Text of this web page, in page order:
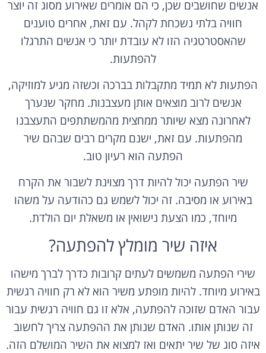
אנשים שחושבים שכן, כי הם אומרים שאירוע מסוג זה יוצר
חוויה בלתי נשכחת לקהל. עם זאת, אחרים טוענים
שהאסטרטגיה הזו לא עובדת יותר כי אנשים התרגלו
להפתעות.
הפתעות לא תמיד מתקבלות בברכה וכשזה מגיע למוזיקה,
אנשים לרוב מוצאים אותן מעצבנות. מחקר שנערך
לאחרונה מצא שיותר ממחצית מהמשתתפים התעצבנו
מהפתעות. עם זאת, ישנם מקרים רבים שבהם שיר
הפתעה הוא רעיון טוב.
שיר הפתעה יכול להיות דרך מצוינת לשבור את הקרח
באירוע או מסיבה. זה יכול לשמש גם כהודעה על משהו
מיוחד, כמו הצעת נישואין או משאלת יום הולדת.
איזה שיר מומלץ להפתעה?
שירי הפתעה משמשים לעתים קרובות כדרך לברך מישהו
באירוע מיוחד. להיות מופתע משיר הוא לא רק חוויה רגשית
עבור האדם שזוכה להפתעה, אלא זו גם חוויה רגשית עבור
זה שנותן אותו. האדם שנותן את ההפתעה צריך לחשוב
איזה סוג של שיר יתאים ואז למצוא את השיר המושלם הזה.